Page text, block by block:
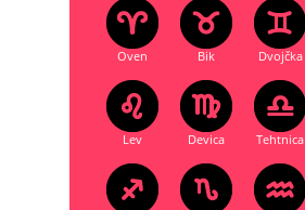
Oven Bik Dvojčka
Lev Devica Tehtnica